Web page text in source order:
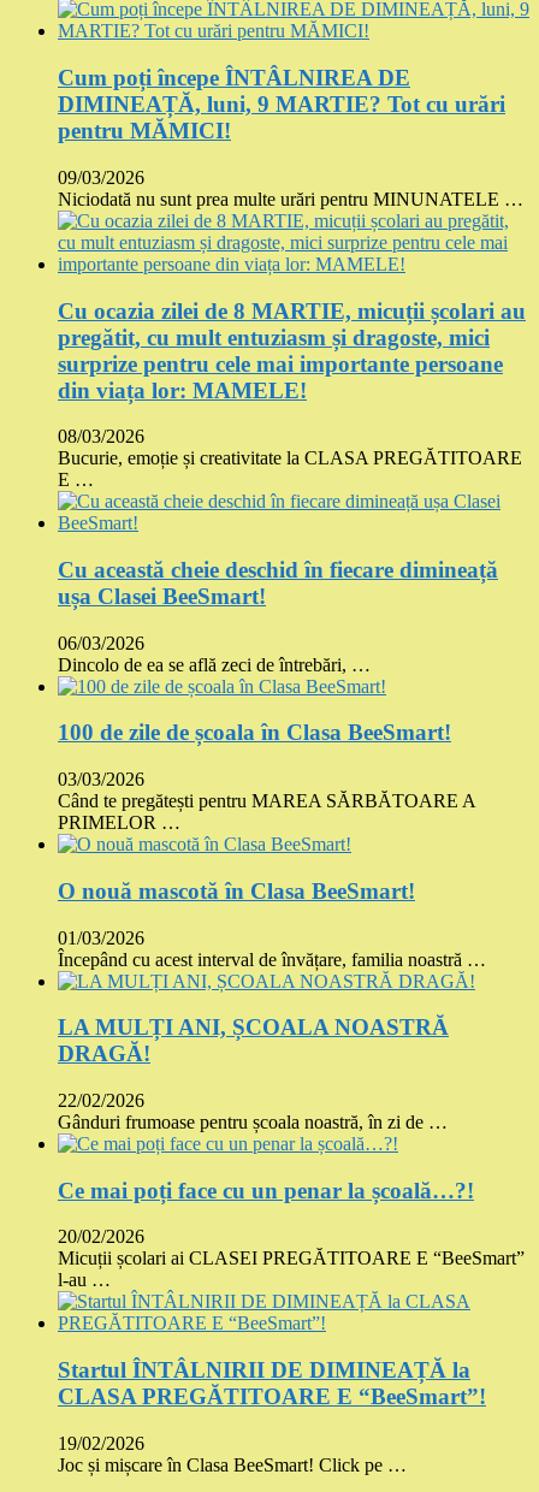
Cum poți începe ÎNTÂLNIREA DE
DIMINEAȚĂ, luni, 9 MARTIE? Tot cu urări
pentru MĂMICI!
09/03/2026
Niciodată nu sunt prea multe urări pentru MINUNATELE …
Cu ocazia zilei de 8 MARTIE, micuții școlari au
pregătit, cu mult entuziasm și dragoste, mici
surprize pentru cele mai importante persoane
din viața lor: MAMELE!
08/03/2026
Bucurie, emoție și creativitate la CLASA PREGĂTITOARE
E …
Cu această cheie deschid în fiecare dimineață
ușa Clasei BeeSmart!
06/03/2026
Dincolo de ea se află zeci de întrebări, …
100 de zile de școala în Clasa BeeSmart!
03/03/2026
Când te pregătești pentru MAREA SĂRBĂTOARE A
PRIMELOR …
O nouă mascotă în Clasa BeeSmart!
01/03/2026
Începând cu acest interval de învățare, familia noastră …
LA MULȚI ANI, ȘCOALA NOASTRĂ
DRAGĂ!
22/02/2026
Gânduri frumoase pentru școala noastră, în zi de …
Ce mai poți face cu un penar la școală…?!
20/02/2026
Micuții școlari ai CLASEI PREGĂTITOARE E “BeeSmart”
l-au …
Startul ÎNTÂLNIRII DE DIMINEAȚĂ la
CLASA PREGĂTITOARE E “BeeSmart”!
19/02/2026
Joc și mișcare în Clasa BeeSmart! Click pe …